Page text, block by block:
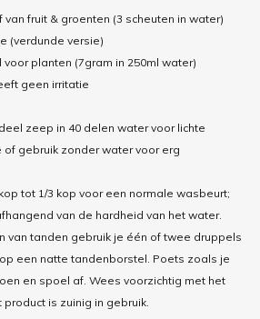
fruit & groenten (3 scheuten in water)
(verdunde versie)
planten (7gram in 250ml water)
geen irritatie
zeep in 40 delen water voor lichte
gebruik zonder water voor erg
tot 1/3 kop voor een normale wasbeurt;
van de hardheid van het water.
van tanden gebruik je één of twee druppels
een natte tandenborstel. Poets zoals je
en spoel af. Wees voorzichtig met het
is zuinig in gebruik.